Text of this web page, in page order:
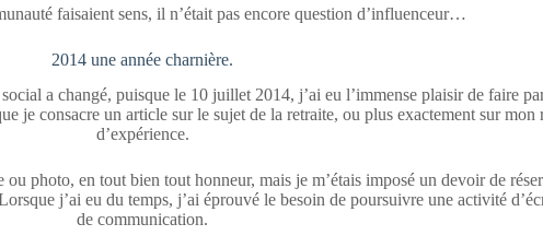
faisaient sens, il n’était pas encore question d’influenceur…
2014 une année charnière.
a changé, puisque le 10 juillet 2014, j’ai eu l’immense plaisir de faire
je consacre un article sur le sujet de la retraite, ou plus exactement sur mon
d’expérience.
photo, en tout bien tout honneur, mais je m’étais imposé un devoir de
j’ai eu du temps, j’ai éprouvé le besoin de poursuivre une activité
de communication.